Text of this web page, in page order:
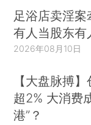
足浴店卖淫案
有人当股东有
2026年08月10日
【大盘脉搏
超2% 大消费
港”？